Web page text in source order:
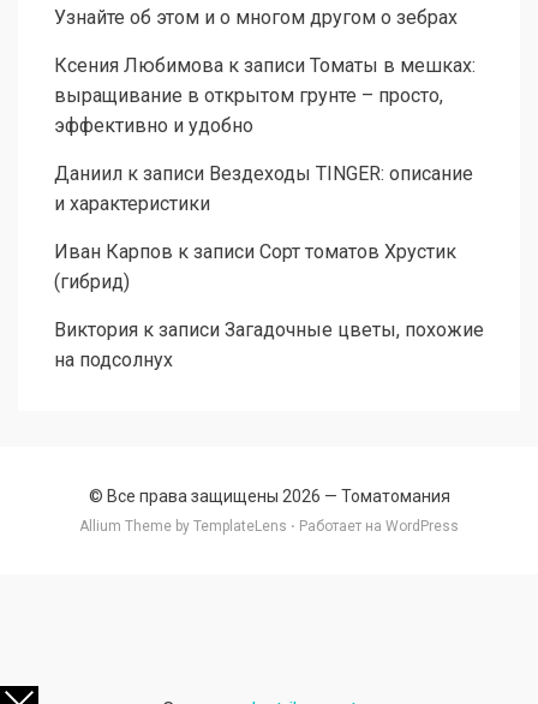
Узнайте об этом и о многом другом о зебрах
Ксения Любимова к записи Томаты в мешках:
выращивание в открытом грунте – просто,
эффективно и удобно
Даниил к записи Вездеходы TINGER: описание
и характеристики
Иван Карпов к записи Сорт томатов Хрустик
(гибрид)
Виктория к записи Загадочные цветы, похожие
на подсолнух
© Все права защищены 2026 — Томатомания
Allium Theme by TemplateLens ⋅ Работает на WordPress